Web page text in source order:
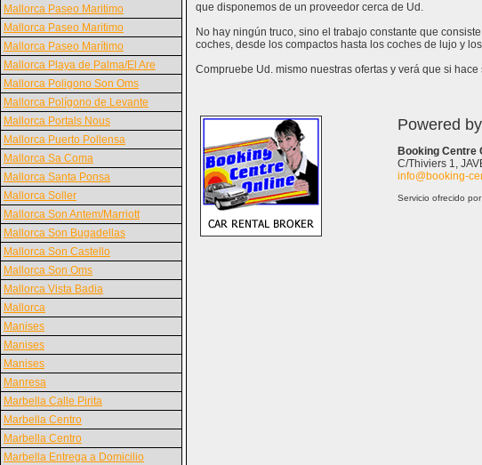
Mallorca Paseo Maritimo
Mallorca Paseo Maritimo
Mallorca Paseo Marítimo
Mallorca Playa de Palma/El Are
Mallorca Poligono Son Oms
Mallorca Polígono de Levante
Mallorca Portals Nous
Mallorca Puerto Pollensa
Mallorca Sa Coma
Mallorca Santa Ponsa
Mallorca Soller
Mallorca Son Antem/Marriott
Mallorca Son Bugadellas
Mallorca Son Castello
Mallorca Son Oms
Mallorca Vista Badia
Mallorca
Manises
Manises
Manises
Manresa
Marbella Calle Pirita
Marbella Centro
Marbella Centro
Marbella Entrega a Domicilio
que disponemos de un proveedor cerca de Ud.
No hay ningún truco, sino el trabajo constante que
coches, desde los compactos hasta los coches de lujo y
Compruebe Ud. mismo nuestras ofertas y verá que si
Powered
Booking Centre
C/Thiviers 1,
info@booking-
Servicio ofrecido